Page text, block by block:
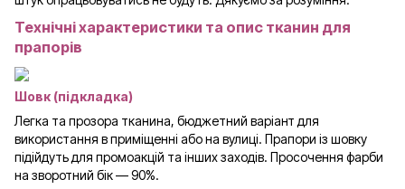
Технічні характеристики та опис тканин для
прапорів
Шовк (підкладка)
Легка та прозора тканина, бюджетний варіант для
використання в приміщенні або на вулиці. Прапори із шовку
підійдуть для промоакцій та інших заходів. Просочення фарби
на зворотний бік — 90%.